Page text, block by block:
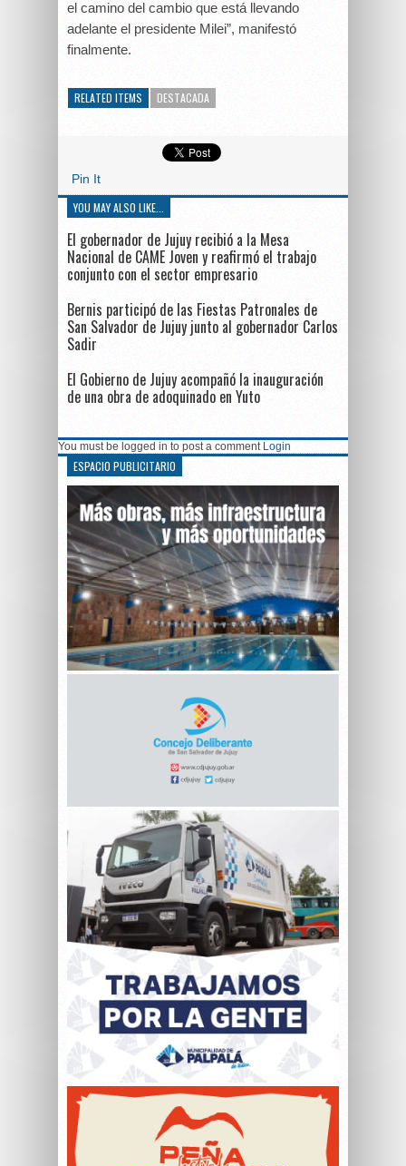
el camino del cambio que está llevando
adelante el presidente Milei”, manifestó
finalmente.
RELATED ITEMS DESTACADA
Pin It
YOU MAY ALSO LIKE...
El gobernador de Jujuy recibió a la Mesa
Nacional de CAME Joven y reafirmó el trabajo
conjunto con el sector empresario
Bernis participó de las Fiestas Patronales de
San Salvador de Jujuy junto al gobernador Carlos
Sadir
El Gobierno de Jujuy acompañó la inauguración
de una obra de adoquinado en Yuto
You must be logged in to post a comment Login
ESPACIO PUBLICITARIO